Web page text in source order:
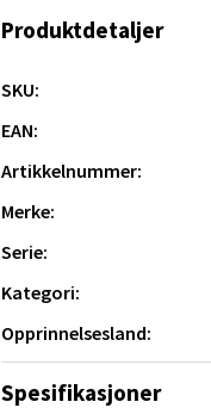
Produktdetaljer
SKU:
EAN:
Artikkelnummer:
Merke:
Serie:
Kategori:
Opprinnelsesland:
Spesifikasjoner
g
Velg